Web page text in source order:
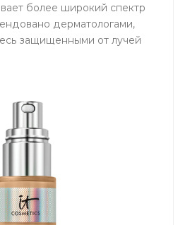
более широкий спектр
дерматологами,
защищенными от лучей